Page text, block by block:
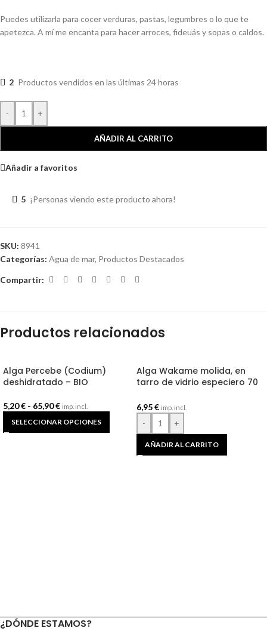
Puedes utilizarla para cocer verduras, pastas, legumbres o lo que te
apetezca. A mí me encanta para hacer arroces, fideuás y sopas o caldos.
2 Productos vendidos en las últimas 24 horas
- +
AÑADIR AL CARRITO
Añadir a favoritos
5 ¡Personas viendo este producto ahora!
SKU: 8941
Categorías: Agua de mar, Productos Destacados
Compartir:
Productos relacionados
Alga Percebe (Codium)
deshidratado – BIO
5,20€ - 65,90€ imp. incl.
SELECCIONAR OPCIONES
Alga Wakame molida, en
tarro de vidrio especiero 70
6,95€ imp. incl.
- +
AÑADIR AL CARRITO
¿DÓNDE ESTAMOS?